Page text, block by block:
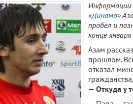
Информации
«Динамо»
пробел и
конце
Азам
прошлом.
отказал
— Откуда у